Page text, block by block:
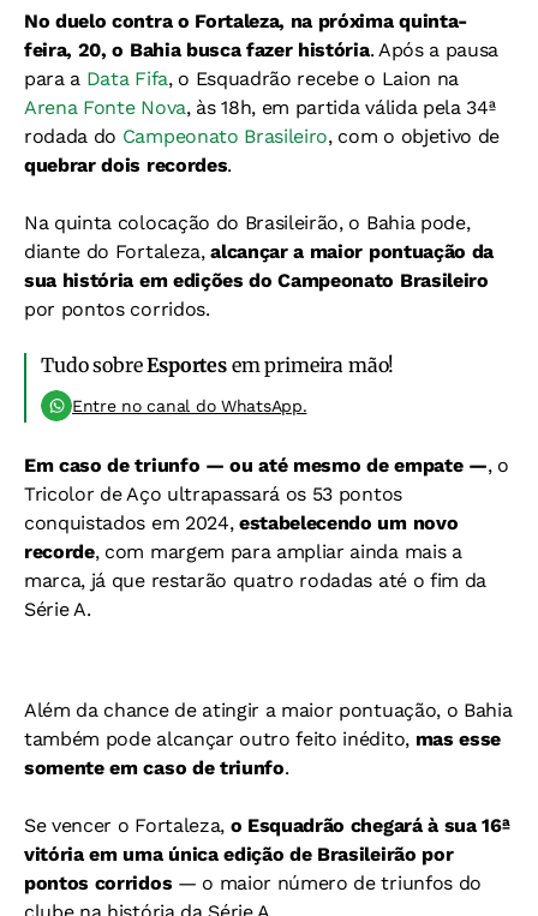
No duelo contra o Fortaleza, na próxima quinta-
feira, 20, o Bahia busca fazer história. Após a pausa
para a Data Fifa, o Esquadrão recebe o Laion na
Arena Fonte Nova, às 18h, em partida válida pela 34ª
rodada do Campeonato Brasileiro, com o objetivo de
quebrar dois recordes.
Na quinta colocação do Brasileirão, o Bahia pode,
diante do Fortaleza,alcançar a maior pontuação da
sua história em edições do Campeonato Brasileiro
por pontos corridos.
Tudo sobreEsportesem primeira mão!
Entre no canal do WhatsApp.
Em caso de triunfo — ou até mesmo de empate —, o
Tricolor de Aço ultrapassará os 53 pontos
conquistados em 2024, estabelecendo um novo
recorde, com margem para ampliar ainda mais a
marca, já que restarão quatro rodadas até o fim da
Série A.
Além da chance de atingir a maior pontuação, o Bahia
também pode alcançar outro feito inédito, mas esse
somente em caso de triunfo.
Se vencer o Fortaleza, o Esquadrão chegará à sua 16ª
vitória em uma única edição de Brasileirão por
pontos corridos — o maior número de triunfos do